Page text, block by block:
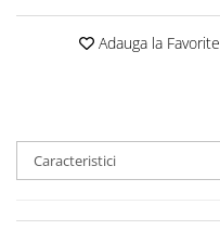
Adauga la Favorite
Caracteristici